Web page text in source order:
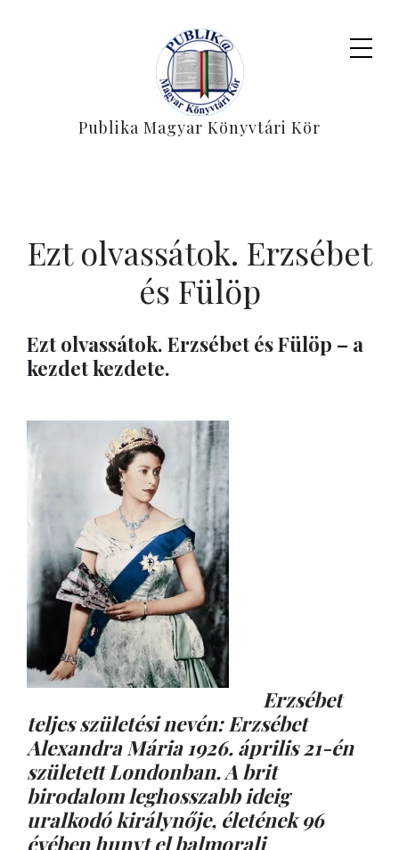
Publika Magyar Könyvtári Kör
Ezt olvassátok. Erzsébet
és Fülöp
Ezt olvassátok. Erzsébet és Fülöp – a
kezdet kezdete.
Erzsébet
teljes születési nevén: Erzsébet
Alexandra Mária 1926. április 21-én
született Londonban. A brit
birodalom leghosszabb ideig
uralkodó királynője, életének 96
évében hunyt el balmorali